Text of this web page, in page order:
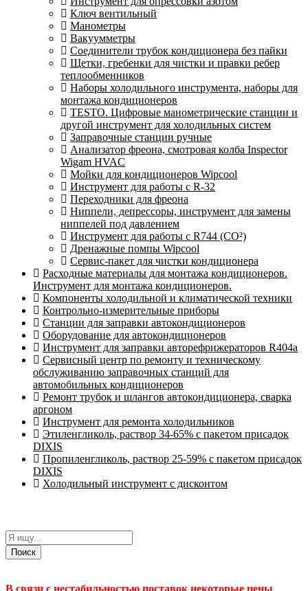
Ключ вентильный
Манометры
Вакуумметры
Соединители трубок кондиционера без пайки
Щетки, гребенки для чистки и правки ребер
теплообменников
Наборы холодильного инструмента, наборы для
монтажа кондиционеров
TESTO. Цифровые манометрические станции и
другой инструмент для холодильных систем
Заправочные станции ручные
Анализатор фреона, смотровая колба Inspector
Wigam HVAC
Мойки для кондиционеров Wipcool
Инструмент для работы с R-32
Переходники для фреона
Ниппели, депрессоры, инструмент для замены
ниппелей под давлением
Инструмент для работы с R744 (CO²)
Дренажные помпы Wipcool
Сервис-пакет для чистки кондиционера
Расходные материалы для монтажа кондиционеров.
Инструмент для монтажа кондиционеров.
Компоненты холодильной и климатической техники
Контрольно-измерительные приборы
Станции для заправки автокондиционеров
Оборудование для автокондиционеров
Инструмент для заправки авторефрижераторов R404a
Сервисный центр по ремонту и техническому
обслуживанию заправочных станций для
автомобильных кондиционеров
Ремонт трубок и шлангов автокондиционера, сварка
аргоном
Инструмент для ремонта холодильников
Этиленгликоль, раствор 34-65% с пакетом присадок
DIXIS
Пропиленгликоль, раствор 25-59% с пакетом присадок
DIXIS
Холодильный инструмент с дисконтом
Поиск